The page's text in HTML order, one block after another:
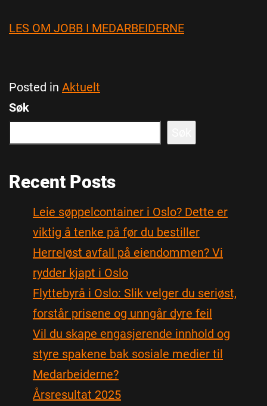
LES OM JOBB I MEDARBEIDERNE
Posted in Aktuelt
Søk
Recent Posts
Leie søppelcontainer i Oslo? Dette er
viktig å tenke på før du bestiller
Herreløst avfall på eiendommen? Vi
rydder kjapt i Oslo
Flyttebyrå i Oslo: Slik velger du seriøst,
forstår prisene og unngår dyre feil
Vil du skape engasjerende innhold og
styre spakene bak sosiale medier til
Medarbeiderne?
Årsresultat 2025